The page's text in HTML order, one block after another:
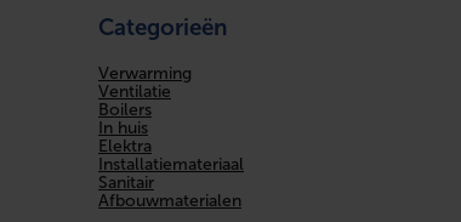
Categorieën
Verwarming
Ventilatie
Boilers
In huis
Elektra
Installatiemateriaal
Sanitair
Afbouwmaterialen